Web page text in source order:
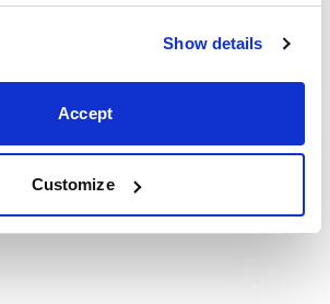
Show details
Accept
Customize
83"
83" 51"